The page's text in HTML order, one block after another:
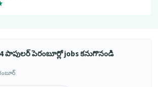
పాపులర్ పెరంబూర్లో jobs కనుగొనండి